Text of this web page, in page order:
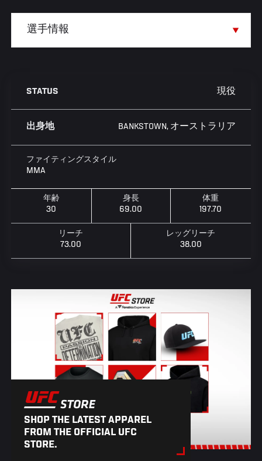
STATUS 現役
出身地 BANKSTOWN, オーストラリア
ファイティングスタイル
MMA
年齢
30
身長
69.00
体重
197.70
リーチ
73.00
レッグリーチ
38.00
SHOP THE LATEST APPAREL
FROM THE OFFICIAL UFC
STORE.